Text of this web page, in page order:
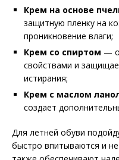
Крем на основе
защитную пленку на
проникновение влаги;
Крем со спиртом —
свойствами и
истирания;
Крем с маслом
создает
Для летней обуви
быстро впитываются и